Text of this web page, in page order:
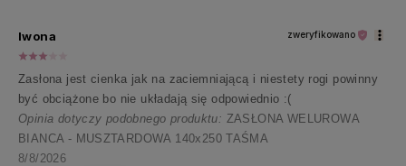
Iwona zweryfikowano
Zasłona jest cienka jak na zaciemniającą i niestety rogi powinny
być obciążone bo nie układają się odpowiednio :(
Opinia dotyczy podobnego produktu: ZASŁONA WELUROWA
BIANCA - MUSZTARDOWA 140x250 TAŚMA
8/8/2026